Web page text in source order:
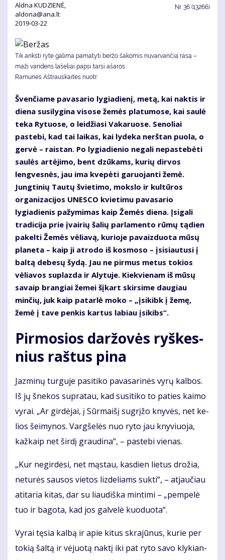
Aldna KUDZIENĖ,
aldona@ana.lt
2019-03-22
Nr. 36 (13266)
Tik anksti ryte galima pamatyti beržo šakomis nuvarvančią rasą –
maži vandens lašeliai papsi tarsi ašaros.
Ramunės Aštrauskaitės nuotr.
Švenčiame pavasario lygiadienį, metą, kai naktis ir
diena susilygina visose žemės platumose, kai saulė
teka Rytuose, o leidžiasi Vakaruose. Senoliai
pastebi, kad tai laikas, kai lydeka nerštan puola, o
gervė – raistan. Po lygiadienio negali nepastebėti
saulės artėjimo, bent dzūkams, kurių dirvos
lengvesnės, jau ima kvepėti garuojanti žemė.
Jungtinių Tautų švietimo, mokslo ir kultūros
organizacijos UNESCO kvietimu pavasario
lygiadienis pažymimas kaip Žemės diena. Įsigali
tradicija prie įvairių šalių parlamento rūmų tądien
pakelti Žemės vėliavą, kurioje pavaizduota mūsų
planeta – kaip ji atrodo iš kosmoso – įsisiautusi į
baltą debesų šydą. Jau ne pirmus metus tokios
vėliavos suplazda ir Alytuje. Kiekvienam iš mūsų
savaip brangiai žemei šįkart skirsime daugiau
minčių, juk kaip patarlė moko – „įsikibk į žemę,
žemė į tave penkis kartus labiau įsikibs“.
Pir­mo­sios dar­žo­vės ryš­kes­
nius raš­tus pi­na
Jaz­mi­nų tur­gu­je pa­si­ti­ko pa­va­sa­ri­nės vy­rų kal­bos.
Iš jų šne­kos su­pra­tau, kad su­si­ti­ko to pa­ties kai­mo
vy­rai. „Ar gir­dė­jai, į Sūr­mai­šį su­grį­žo kny­vės, net ke­
lios šei­my­nos. Varg­še­lės nuo ry­to jau kny­viuo­ja,
kaž­kaip net šir­dį grau­di­na“, – pa­ste­bi vie­nas.
„Kur ne­gir­dė­si, net mąs­tau, kas­dien lie­tus dro­žia,
ne­tu­rės sau­sos vie­tos liz­de­liams suk­ti“, – at­jau­čiau
ati­ta­ria ki­tas, dar su liau­diš­ka min­ti­mi – „pem­pe­lė
tuo ir ba­go­ta, kad jos gal­ve­lė kuo­duo­ta“.
Vy­rai tę­sia kal­bą ir apie ki­tus skra­jū­nus, ku­rie per
to­kią šal­tą ir vė­juo­tą nak­tį iki pat ry­to sa­vo kly­kian­